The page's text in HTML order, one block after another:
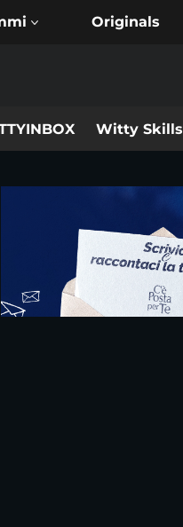
Originals
Witty Skills